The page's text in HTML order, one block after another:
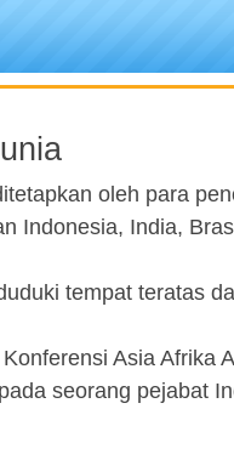
oleh para
Indonesia, India,
tempat teratas
Asia Afrika
seorang pejabat